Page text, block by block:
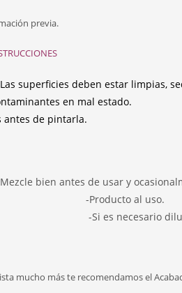
previa.
Las superficies deben estar limpias,
en mal estado.
antes de pintarla.
bien antes de usar y
al uso.
con agua, aplicar
mucho más te recomendamos el